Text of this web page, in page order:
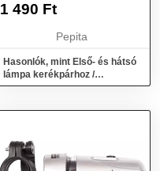
1 490 Ft
Pepita
Hasonlók, mint Első- és hátsó
lámpa kerékpárhoz /
biciklilámpa (16767)